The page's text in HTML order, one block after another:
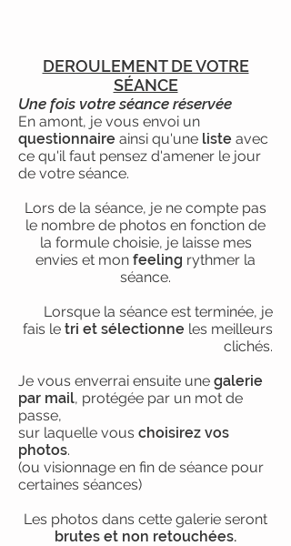
DEROULEMENT DE VOTRE
SÉANCE
Une fois votre séance réservée
En amont, je vous envoi un
questionnaire ainsi qu'une liste avec
ce qu'il faut pensez d'amener le jour
de votre séance.
Lors de la séance, je ne compte pas
le nombre de photos en fonction de
la formule choisie, je laisse mes
envies et mon feeling rythmer la
séance.
Lorsque la séance est terminée, je
fais le tri et sélectionne les meilleurs
clichés.
Je vous enverrai ensuite une galerie
par mail, protégée par un mot de
passe,
sur laquelle vous choisirez vos
photos.
(ou visionnage en fin de séance pour
certaines séances)
Les photos dans cette galerie seront
brutes et non retouchées.